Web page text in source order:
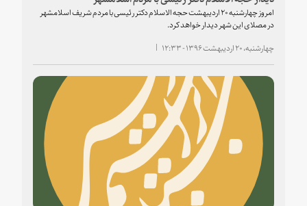
امروز چهارشنبه ۲۰ اردیبهشت حجه الاسلام دکتر رئیسی با مردم شریف اسلامشهر
در مصلای این شهر دیدار خواهد کرد.
چهارشنبه، ۲۰ اردیبهشت ۱۳۹۶ - ۱۲:۳۳